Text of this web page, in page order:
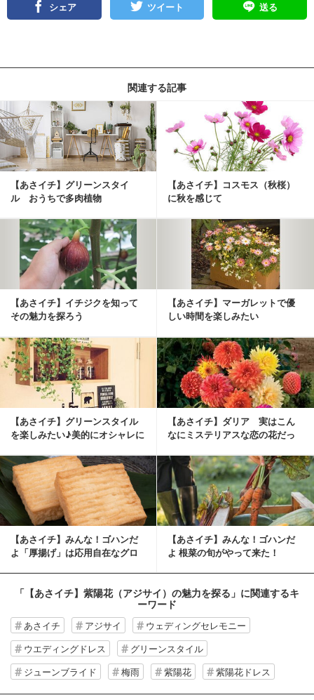
シェア ツイート 送る
関連する記事
【あさイチ】グリーンスタイ
ル おうちで多肉植物
【あさイチ】コスモス（秋桜）
に秋を感じて
【あさイチ】イチジクを知って
その魅力を探ろう
【あさイチ】マーガレットで優
しい時間を楽しみたい
【あさイチ】グリーンスタイル
を楽しみたい♪美的にオシャレに
【あさイチ】ダリア 実はこん
なにミステリアスな恋の花だっ
【あさイチ】みんな！ゴハンだ
よ「厚揚げ」は応用自在なグロ
【あさイチ】みんな！ゴハンだ
よ 根菜の旬がやって来た！
「【あさイチ】紫陽花（アジサイ）の魅力を探る」 に関連するキ
ーワード
あさイチ アジサイ
ウェディングセレモニー
ウエディングドレス
グリーンスタイル
ジューンブライド
梅雨 紫陽花 紫陽花ドレス